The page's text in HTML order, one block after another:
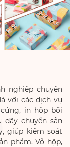
nghiệp chuyên
với các dịch vụ
in hộp bồi
dây chuyền sản
giúp kiểm soát
phẩm. Vỏ hộp,